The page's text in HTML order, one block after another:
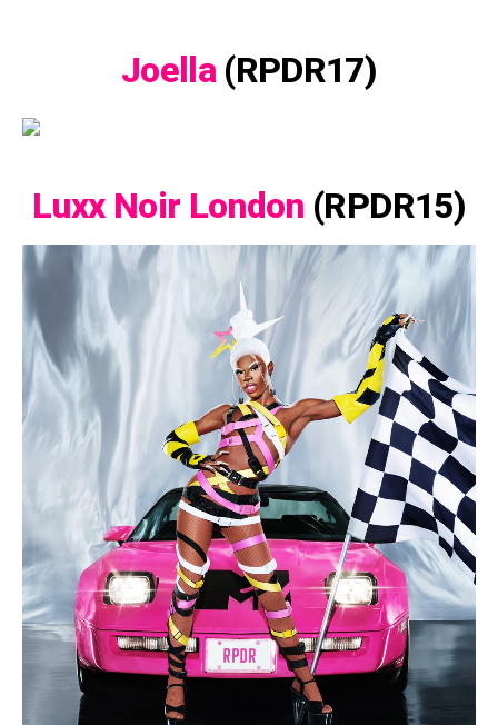
Joella (RPDR17)
Luxx Noir London (RPDR15)